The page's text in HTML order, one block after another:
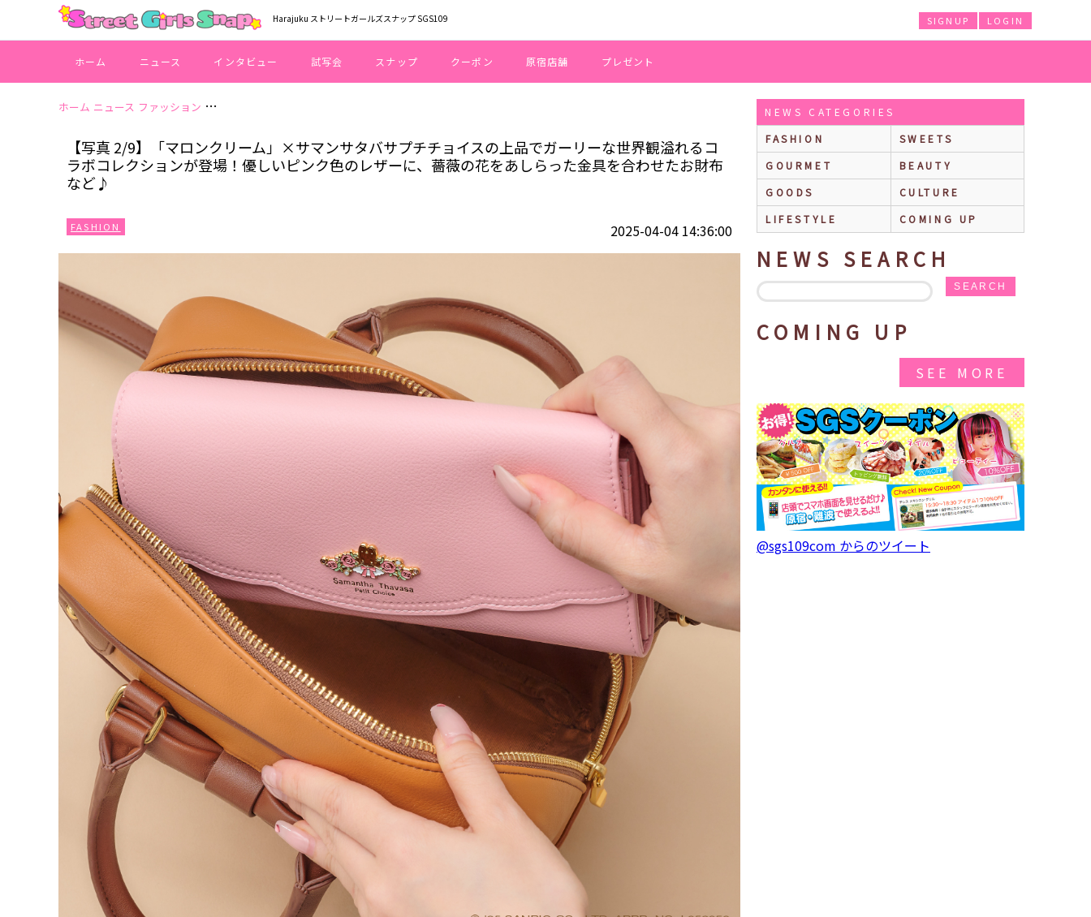
Harajuku ストリートガールズスナップ SGS109 LOGIN
SIGNUP
ホーム ニュース インタビュー 試写会 スナップ クーポン 原宿店舗 プレゼント
ホーム ニュース ファッション 【写真 2/9】「マロンクリーム」×サマンサタバサプチチョイスの上品でガーリーな世界観溢れるコラボコレクションが登場！優しいピンク色のレザーに、薔薇の花をあしらった金具を
【写真 2/9】「マロンクリーム」×サマンサタバサプチチョイスの上品でガーリーな世界観溢れるコ
ラボコレクションが登場！優しいピンク色のレザーに、薔薇の花をあしらった金具を合わせたお財布
など♪
FASHION 2025-04-04 14:36:00
NEWS CATEGORIES
FASHION
SWEETS
GOURMET
BEAUTY
GOODS
CULTURE
LIFESTYLE
COMING UP
NEWS SEARCH
SEARCH
COMING UP
SEE MORE
@sgs109com からのツイート